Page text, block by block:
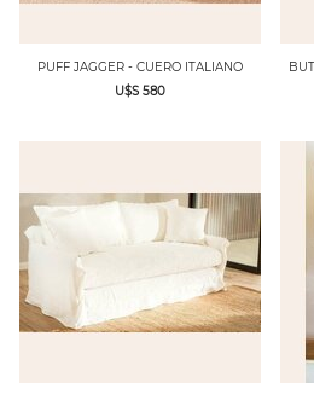
PUFF JAGGER - CUERO ITALIANO
U$S 580